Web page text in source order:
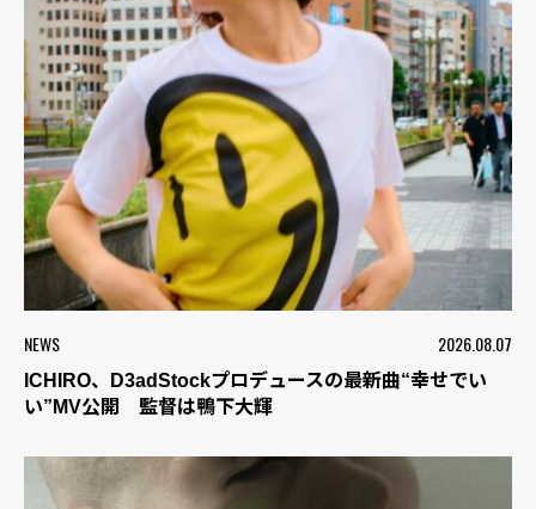
NEWS 2026.08.07
ICHIRO、D3adStockプロデュースの最新曲“幸せでい
い”MV公開 監督は鴨下大輝